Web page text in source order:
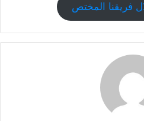
فريقنا المختص